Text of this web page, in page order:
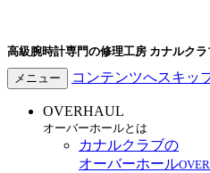
高級腕時計専門の修理工房 カナルクラ
メニュー コンテンツへスキッ
OVERHAUL
オーバーホールとは
カナルクラブの
オーバーホール